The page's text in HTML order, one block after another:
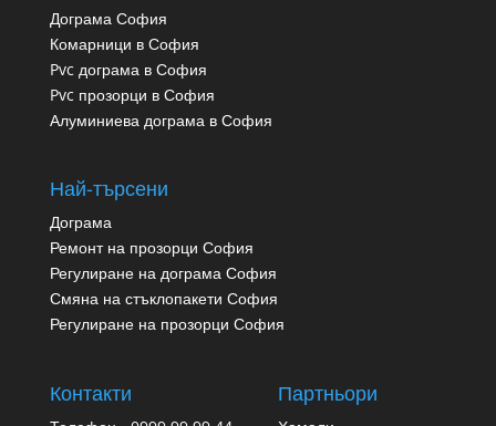
Дограма София
Комарници в София
Pvc дограма в София
Pvc прозорци в София
Алуминиева дограма в София
Най-търсени
Дограма
Ремонт на прозорци София
Регулиране на дограма София
Смяна на стъклопакети София
Регулиране на прозорци София
Контакти Партньори